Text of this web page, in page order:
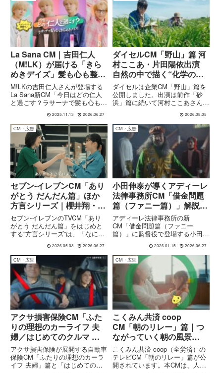
ーを務める関水渚さんの出演する
CMです。公開...
わかりやすくまとめます。
La Sana CM｜吉田仁人
（M!LK）が届ける「きら
めきデイズ」髪も心も整う
世界へ
M!LKの吉田仁人さんが登場する
La Sana新CM「今日はどの仁人
と過ごす？ラサーナで髪も心もき
めきと日常のときめきを重ねた世
界観やCM内容、出演情報をわか
りやすくまとめます。
2025.11.13 2026.06.27
ダイセルCM「野山」篇 河
村ここあ・片田陽依出演
自然の中で描く“化学の未
来”とは？
ダイセルは企業CM「野山」篇を
公開しました。出演は前作「砂
浜」篇に続いて河村ここあさんと
ん、音楽は市川喜康さんと坂本秀
一さんが担当しています。自然豊
かな野山を舞台に、化学が持つ無
限の可能性と未来への探究心を描
2026.08.05
CM・広告
セブン‐イレブンCM「あり
がとう だんだん篇」ほか
方言シリーズ｜櫻井翔・相
葉雅紀・天海祐希出演の心
温まる物語
セブン‐イレブンのTVCM「あり
がとう だんだん篇」をはじめと
する“方言シリーズ”は、「なにが
キャンペーンの一環として展開さ
れている作品です。本シリーズで
は、櫻井翔さん・相葉雅紀さんが
演じる宇宙人アルバイトと、...
2026.05.03 2026.06.27
CM・広告
小田伸泰が導くアディーレ
法律事務所CM「借金問題
篇（ファニー篇）」解説｜
演出家の視点で法律相談を
身近に
アディーレ法律事務所の新
CM「借金問題篇（ファニー
篇）」に監督役で登場する小田伸
て、債務整理や借金相談の敷居を
下げるCMの意図と魅力を詳しく
紹介します。
2026.01.15 2026.06.27
CM・広告
アクサ損害保険CM「ふた
りの理想のカーライフ 夫
婦／はじめてのクルマ 家
族」篇｜クルマと人生を守
る想いを描く
アクサ損害保険が展開する自動車
保険CM「ふたりの理想のカーラ
イフ 夫婦」篇と「はじめてのク
CM・広告
こくみん共済 coop
CM「朝のリレー」篇｜つ
ながっていく朝の風景
と“支え合い”のメッセージ
楽曲 : AAAMYYY（エイミ
ー）
こくみん共済 coop（全労済）の
テレビCM「朝のリレー」篇が公
開されています。本CMは、人々